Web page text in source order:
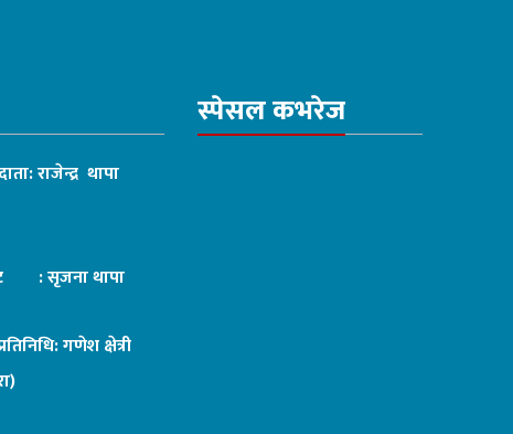
राजेन्द्र थापा
: सृजना थापा
गणेश क्षेत्री
स्पेसल कभरेज